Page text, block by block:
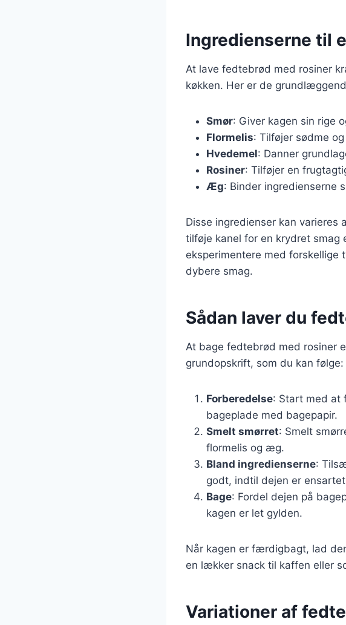
Ingredienserne til
At lave fedtebrød med rosiner
køkken. Her er de
Smør: Giver kagen sin rige
Flormelis: Tilføjer sødme
Hvedemel: Danner
Rosiner: Tilføjer en
Æg: Binder ingredienserne
Disse ingredienser kan varieres
tilføje kanel for en krydret smag
eksperimentere med forskellige
dybere smag.
Sådan laver du
At bage fedtebrød med rosiner
grundopskrift, som du kan følge:
Forberedelse: Start med at
bageplade med bagepapir.
Smelt smørret: Smelt
flormelis og æg.
Bland ingredienserne:
godt, indtil dejen er
Bage: Fordel dejen på
kagen er let gylden.
Når kagen er færdigbagt, lad
en lækker snack til kaffen eller
Variationer af